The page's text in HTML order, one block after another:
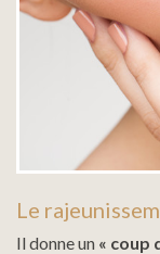
Le
Il donne un « coup